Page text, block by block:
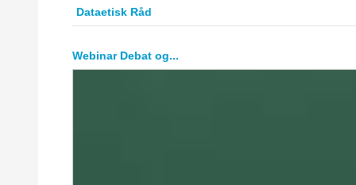
Dataetisk Råd
Webinar Debat og...